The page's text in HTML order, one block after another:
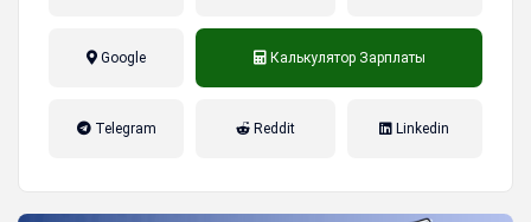
Google Калькулятор Зарплаты
Telegram Reddit Linkedin